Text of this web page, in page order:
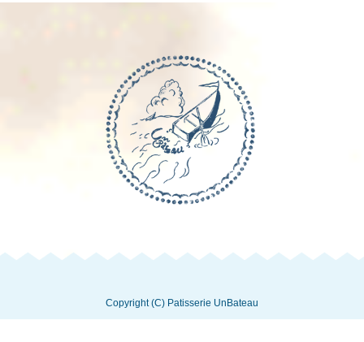
Copyright (C) Patisserie UnBateau